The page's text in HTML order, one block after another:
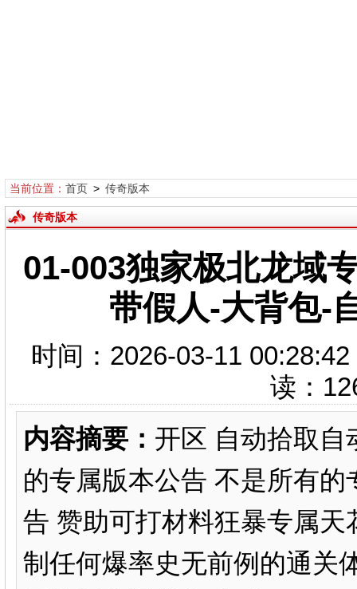
当前位置： 首页> 传奇版本
传奇版本
01-003独家极北龙域
带假人-大背包-
时间：2026-03-11
读：
内容摘要： 开区 自动拾取自
的专属版本公告 不是所有
告 赞助可打材料狂暴专属
制任何爆率史无前例的通关